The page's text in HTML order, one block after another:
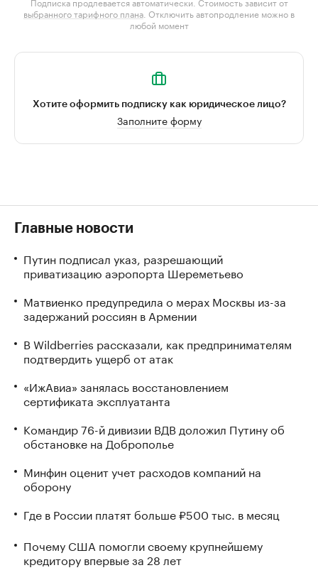
выбранного тарифного плана . Отключить автопродление можно в
любой момент
Хотите оформить подписку как юридическое лицо?
Заполните форму
Главные новости
Путин подписал указ, разрешающий
приватизацию аэропорта Шереметьево
Матвиенко предупредила о мерах Москвы из-за
задержаний россиян в Армении
В Wildberries рассказали, как предпринимателям
подтвердить ущерб от атак
«ИжАвиа» занялась восстановлением
сертификата эксплуатанта
Командир 76-й дивизии ВДВ доложил Путину об
обстановке на Доброполье
Минфин оценит учет расходов компаний на
оборону
Где в России платят больше ₽500 тыс. в месяц
Почему США помогли своему крупнейшему
кредитору впервые за 28 лет